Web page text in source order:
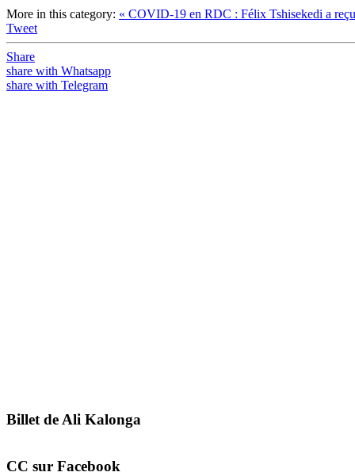
More in this category: « COVID-19 en RDC : Félix Tshisekedi a
Tweet
Share
share with Whatsapp
share with Telegram
Billet de Ali Kalonga
CC sur Facebook